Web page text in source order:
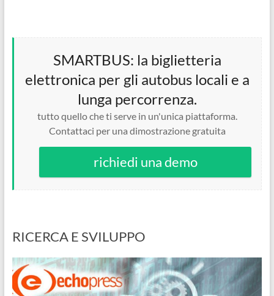
SMARTBUS: la biglietteria
elettronica per gli autobus locali e a
lunga percorrenza.
tutto quello che ti serve in un'unica piattaforma.
Contattaci per una dimostrazione gratuita
richiedi una demo
RICERCA E SVILUPPO